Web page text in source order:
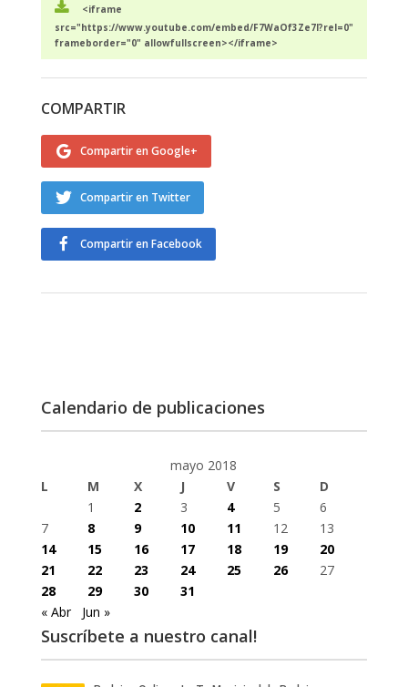
<iframe
src="https://www.youtube.com/embed/F7WaOf3Ze7I?rel=0"
frameborder="0" allowfullscreen></iframe>
COMPARTIR
Compartir en Google+
Compartir en Twitter
Compartir en Facebook
Calendario de publicaciones
mayo 2018
L
M X J V S
D
1
2 3 4 5
6
7
8 9 10 11 12
13
14
15 16 17 18 19
20
21
22 23 24 25 26
27
28
29 30
31
« Abr
Jun »
Suscríbete a nuestro canal!